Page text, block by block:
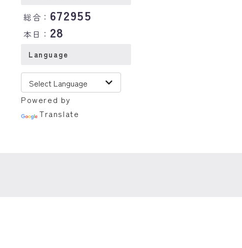
総合： 672955
本日： 28
Language
Powered by
Translate